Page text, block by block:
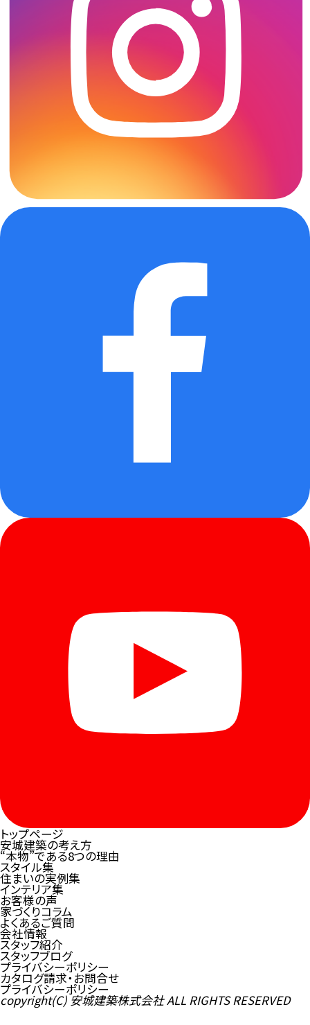
トップページ
安城建築の考え方
“本物”である8つの理由
スタイル集
住まいの実例集
インテリア集
お客様の声
家づくりコラム
よくあるご質問
会社情報
スタッフ紹介
スタッフブログ
プライバシーポリシー
カタログ請求・お問合せ
プライバシーポリシー
copyright(C) 安城建築株式会社 ALL RIGHTS RESERVED